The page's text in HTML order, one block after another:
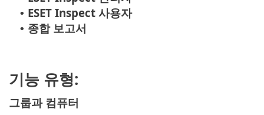
• ESET Inspect 사용자
• 종합 보고서
기능 유형:
그룹과 컴퓨터